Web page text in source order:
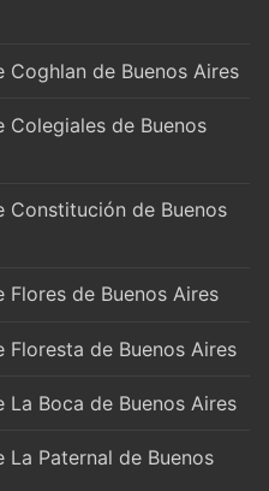
de Buenos Aires
de Buenos
Constitución de Buenos
de Buenos Aires
de Buenos Aires
Boca de Buenos Aires
Paternal de Buenos